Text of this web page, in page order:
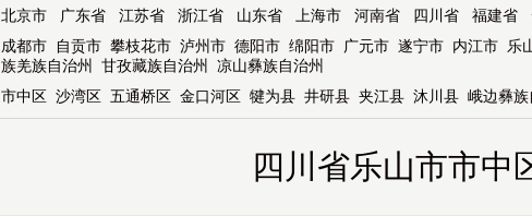
北京市 广东省 江苏省 浙江省 山东省 上海市 河南省 四川省 福建省
成都市 自贡市 攀枝花市 泸州市 德阳市 绵阳市 广元市 遂宁市 内江市 乐
族羌族自治州
甘孜藏族自治州
凉山彝族自治州
市中区 沙湾区 五通桥区 金口河区 犍为县 井研县 夹江县 沐川县 峨边彝
四川省乐山市市中